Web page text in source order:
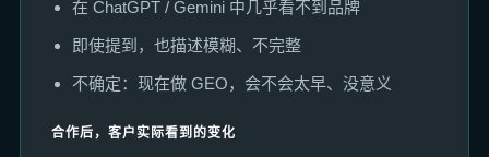
在 ChatGPT / Gemini 中几乎看不到品牌
即使提到，也描述模糊、不完整
不确定：现在做 GEO，会不会太早、没意义
合作后，客户实际看到的变化